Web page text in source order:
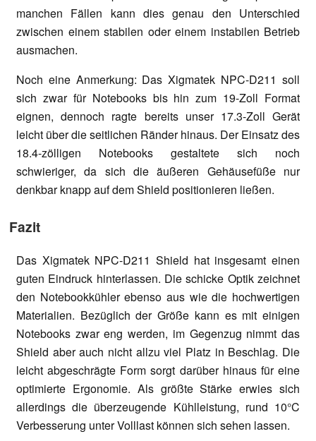
manchen Fällen kann dies genau den Unterschied
zwischen einem stabilen oder einem instabilen Betrieb
ausmachen.
Noch eine Anmerkung: Das Xigmatek NPC-D211 soll
sich zwar für Notebooks bis hin zum 19-Zoll Format
eignen, dennoch ragte bereits unser 17.3-Zoll Gerät
leicht über die seitlichen Ränder hinaus. Der Einsatz des
18.4-zölligen Notebooks gestaltete sich noch
schwieriger, da sich die äußeren Gehäusefüße nur
denkbar knapp auf dem Shield positionieren ließen.
Fazit
Das Xigmatek NPC-D211 Shield hat insgesamt einen
guten Eindruck hinterlassen. Die schicke Optik zeichnet
den Notebookkühler ebenso aus wie die hochwertigen
Materialien. Bezüglich der Größe kann es mit einigen
Notebooks zwar eng werden, im Gegenzug nimmt das
Shield aber auch nicht allzu viel Platz in Beschlag. Die
leicht abgeschrägte Form sorgt darüber hinaus für eine
optimierte Ergonomie. Als größte Stärke erwies sich
allerdings die überzeugende Kühlleistung, rund 10°C
Verbesserung unter Volllast können sich sehen lassen.